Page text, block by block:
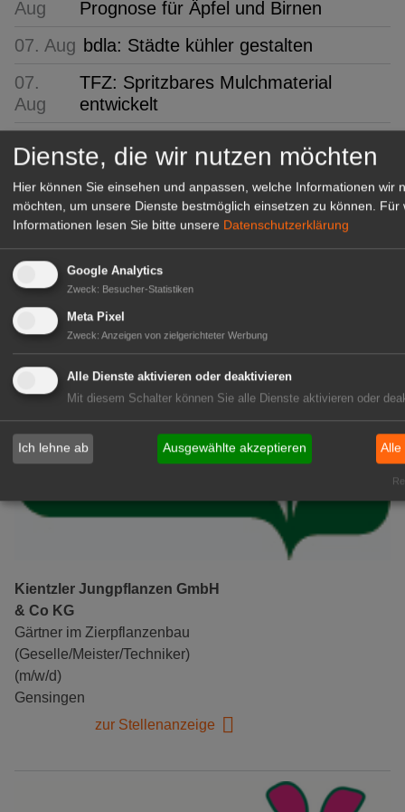
Aug
Prognose für Äpfel und Birnen
07. Aug bdla: Städte kühler gestalten
07.
Aug
TFZ: Spritzbares Mulchmaterial
entwickelt
Aug
Freilandtomatenanbau
07.
Aug
Multitalent Birne: Pro-Kopf-Verbrauch
steigt um 17%
07.
Aug
Geschäftsprozesse
07. Aug Zwetschgen: Das blaue Wunder
GABOT Top-Jobs
Kientzler Jungpflanzen GmbH
& Co KG
Gärtner im Zierpflanzenbau
(Geselle/Meister/Techniker)
(m/w/d)
Gensingen
zur Stellenanzeige
Dienste, die wir nutzen möchten
Hier können Sie einsehen und anpassen, welche Informationen wir
möchten, um unsere Dienste bestmöglich einsetzen zu können. Für
Informationen lesen Sie bitte unsere Datenschutzerklärung
Google Analytics
Zweck: Besucher-Statistiken
Meta Pixel
Zweck: Anzeigen von zielgerichteter Werbung
Alle Dienste aktivieren oder deaktivieren
Mit diesem Schalter können Sie alle Dienste aktivieren oder
Ich lehne ab Ausgewählte akzeptieren Alle